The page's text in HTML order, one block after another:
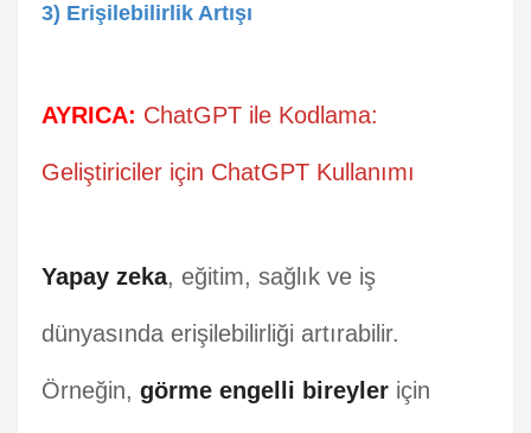
3) Erişilebilirlik Artışı
AYRICA: ChatGPT ile Kodlama:
Geliştiriciler için ChatGPT Kullanımı
Yapay zeka, eğitim, sağlık ve iş
dünyasında erişilebilirliği artırabilir.
Örneğin, görme engelli bireyler için